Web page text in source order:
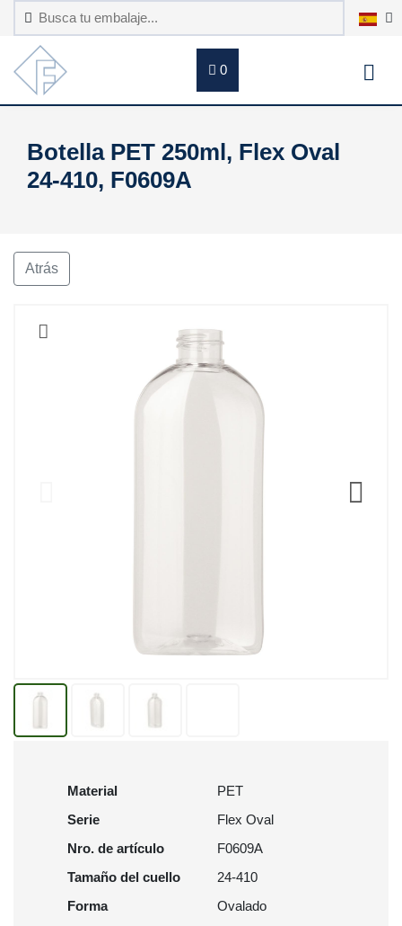
0
Botella PET 250ml, Flex Oval
24-410, F0609A
Atrás
Material
PET
Serie
Flex Oval
Nro. de artículo
F0609A
Tamaño del cuello
24-410
Forma
Ovalado